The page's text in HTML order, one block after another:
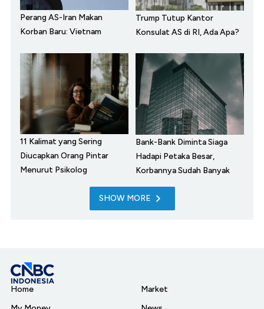
Perang AS-Iran Makan
Korban Baru: Vietnam
Trump Tutup Kantor
Konsulat AS di RI, Ada Apa?
11 Kalimat yang Sering
Diucapkan Orang Pintar
Menurut Psikolog
Bank-Bank Diminta Siaga
Hadapi Petaka Besar,
Korbannya Sudah Banyak
SHOW MORE
Home
Market